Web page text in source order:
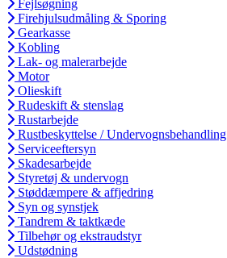
Fejlsøgning
Firehjulsudmåling & Sporing
Gearkasse
Kobling
Lak- og malerarbejde
Motor
Olieskift
Rudeskift & stenslag
Rustarbejde
Rustbeskyttelse / Undervognsbehandling
Serviceeftersyn
Skadesarbejde
Styretøj & undervogn
Støddæmpere & affjedring
Syn og synstjek
Tandrem & taktkæde
Tilbehør og ekstraudstyr
Udstødning